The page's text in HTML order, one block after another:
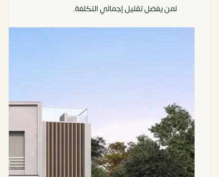
لمن يفضل تقليل إجمالي التكلفة.